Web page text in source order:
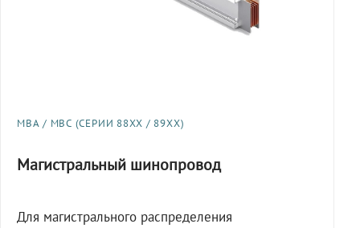
МВА / МВС (СЕРИИ 88XX / 89XX)
Магистральный шинопровод
Для магистрального распределения